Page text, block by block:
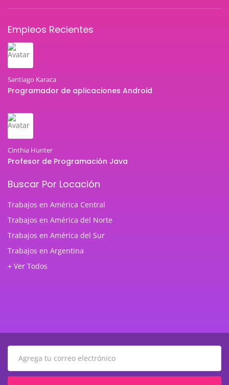
Empleos Recientes
Santiago Karaca
Programador de aplicaciones Android
Cinthia Hunter
Profesor de Programación Java
Buscar Por Locación
Trabajos en América Central
Trabajos en América del Norte
Trabajos en América del Sur
Trabajos en Argentina
+ Ver Todos